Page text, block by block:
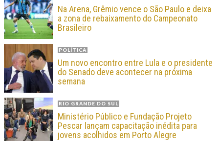
Na Arena, Grêmio vence o São Paulo e deixa
a zona de rebaixamento do Campeonato
Brasileiro
POLÍTICA
Um novo encontro entre Lula e o presidente
do Senado deve acontecer na próxima
semana
RIO GRANDE DO SUL
Ministério Público e Fundação Projeto
Pescar lançam capacitação inédita para
jovens acolhidos em Porto Alegre